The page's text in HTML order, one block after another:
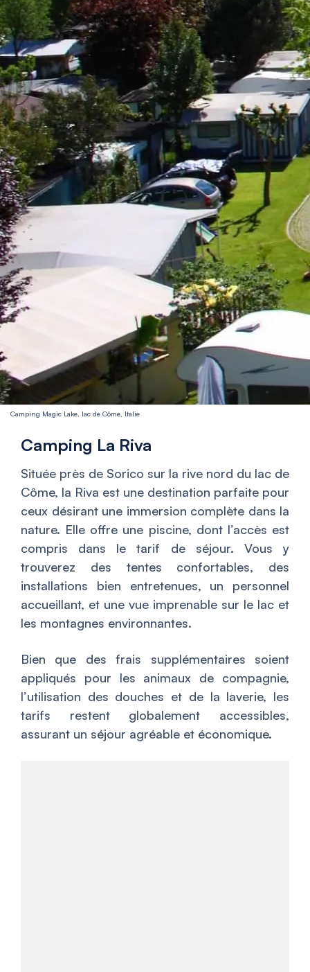
Camping Magic Lake, lac de Côme, Italie
Camping La Riva
Située près de Sorico sur la rive nord du lac de
Côme, la Riva est une destination parfaite pour
ceux désirant une immersion complète dans la
nature. Elle offre une piscine, dont l’accès est
compris dans le tarif de séjour. Vous y
trouverez des tentes confortables, des
installations bien entretenues, un personnel
accueillant, et une vue imprenable sur le lac et
les montagnes environnantes.
Bien que des frais supplémentaires soient
appliqués pour les animaux de compagnie,
l’utilisation des douches et de la laverie, les
tarifs restent globalement accessibles,
assurant un séjour agréable et économique.